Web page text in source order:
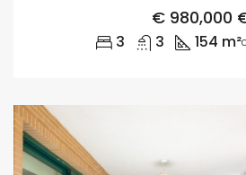
€ 980,000
3 3 154 m²